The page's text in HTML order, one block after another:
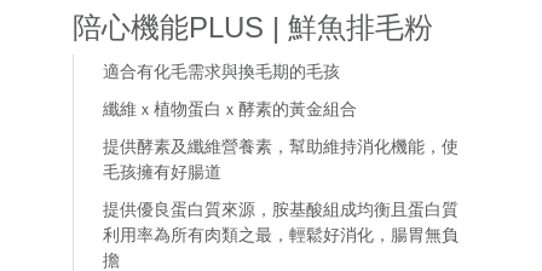
陪心機能PLUS | 鮮魚排毛粉
適合有化毛需求與換毛期的毛孩
纖維ｘ植物蛋白ｘ酵素的黃金組合
提供酵素及纖維營養素，幫助維持消化機能，使
毛孩擁有好腸道
提供優良蛋白質來源，胺基酸組成均衡且蛋白質
利用率為所有肉類之最，輕鬆好消化，腸胃無負
擔